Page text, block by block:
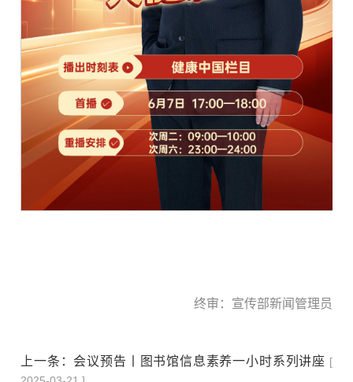
终审：宣传部新闻管理员
上一条： 会议预告丨图书馆信息素养一小时系列讲座 [